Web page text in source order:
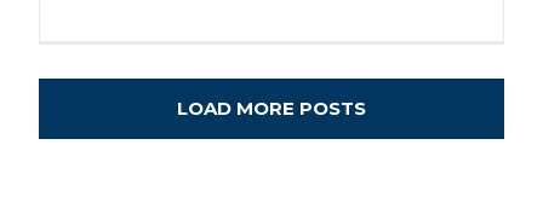
LOAD MORE POSTS